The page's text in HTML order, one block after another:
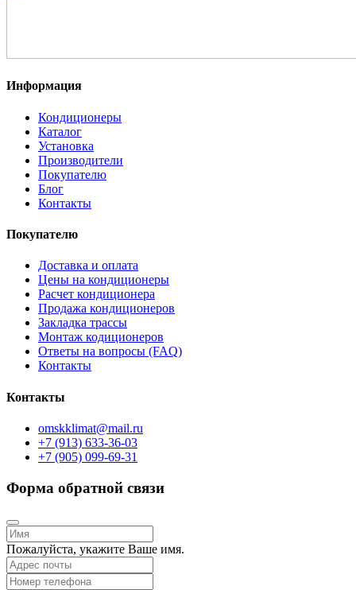
Информация
Кондиционеры
Каталог
Установка
Производители
Покупателю
Блог
Контакты
Покупателю
Доставка и оплата
Цены на кондиционеры
Расчет кондиционера
Продажа кондиционеров
Закладка трассы
Монтаж кодиционеров
Ответы на вопросы (FAQ)
Контакты
Контакты
omskklimat@mail.ru
+7 (913) 633-36-03
+7 (905) 099-69-31
Форма обратной связи
Пожалуйста, укажите Ваше имя.